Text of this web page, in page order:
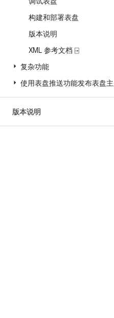
构建和部署表盘
版本说明
XML 参考文档 ⍈
复杂功能
使用表盘推送功能发布表盘
版本说明
在 X 上